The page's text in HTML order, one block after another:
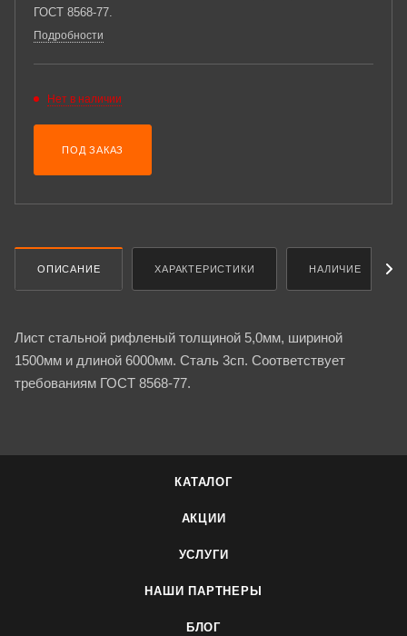
ГОСТ 8568-77.
Подробности
Нет в наличии
ПОД ЗАКАЗ
ОПИСАНИЕ ХАРАКТЕРИСТИКИ НАЛИЧИЕ
Лист стальной рифленый толщиной 5,0мм, шириной
1500мм и длиной 6000мм. Сталь 3сп. Соответствует
требованиям ГОСТ 8568-77.
КАТАЛОГ
АКЦИИ
УСЛУГИ
НАШИ ПАРТНЕРЫ
БЛОГ